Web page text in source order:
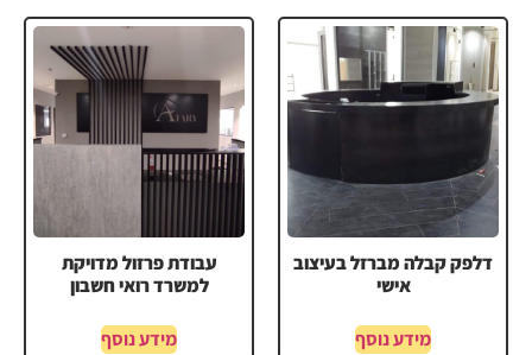
דלפק קבלה מברזל בעיצוב
אישי
מידע נוסף
עבודת פרזול מדויקת
למשרד רואי חשבון
מידע נוסף